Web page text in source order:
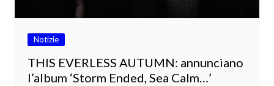
Notizie
THIS EVERLESS AUTUMN: annunciano
l’album ‘Storm Ended, Sea Calm…’